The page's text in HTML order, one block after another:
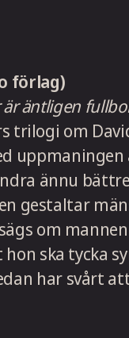
förlag)
äntligen
trilogi om
ännu
gestaltar
om
ska tycka
har svårt